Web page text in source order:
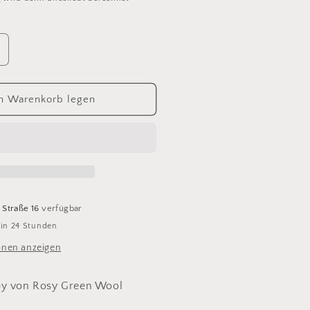
Warenkorb legen
16 verfügbar
24 Stunden
anzeigen
von Rosy Green Wool